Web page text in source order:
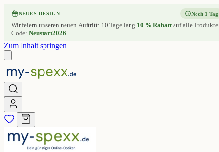
NEUES DESIGN
Wir feiern unseren neuen Auftritt: 10 Tage lang 10 % Rabattauf alle
Code: Neustart2026
Noch 1 Tag
Zum Inhalt springen